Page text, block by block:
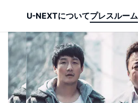
U-NEXTについてプレスルーム